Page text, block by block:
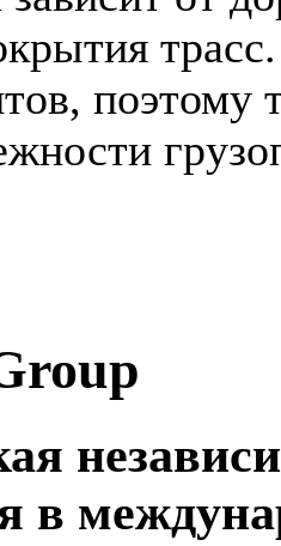
поэтому
в